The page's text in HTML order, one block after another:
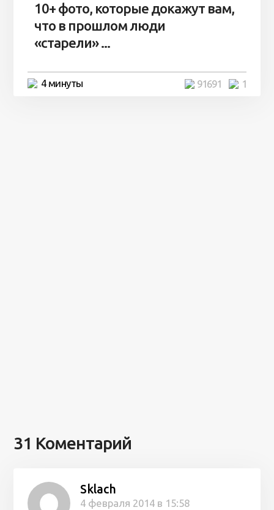
10+ фото, которые докажут вам,
что в прошлом люди
«старели» ...
4 минуты 1
91691
31 Коментарий
Sklach
4 февраля 2014 в 15:58